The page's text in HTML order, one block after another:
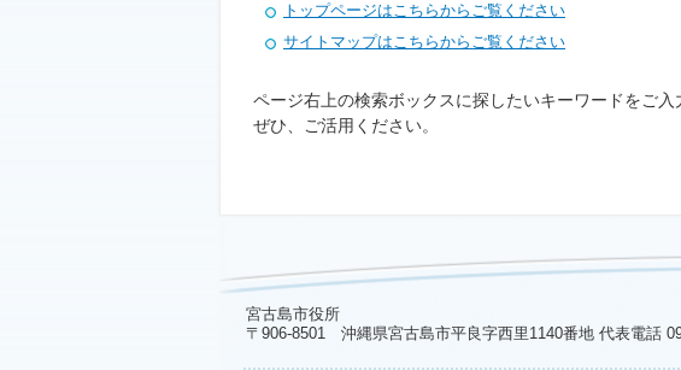
トップページはこちらからご覧ください
サイトマップはこちらからご覧ください
ページ右上の検索ボックスに探したいキーワードをご
ぜひ、ご活用ください。
宮古島市役所
〒906-8501 沖縄県宮古島市平良字西里1140番地 代表電話